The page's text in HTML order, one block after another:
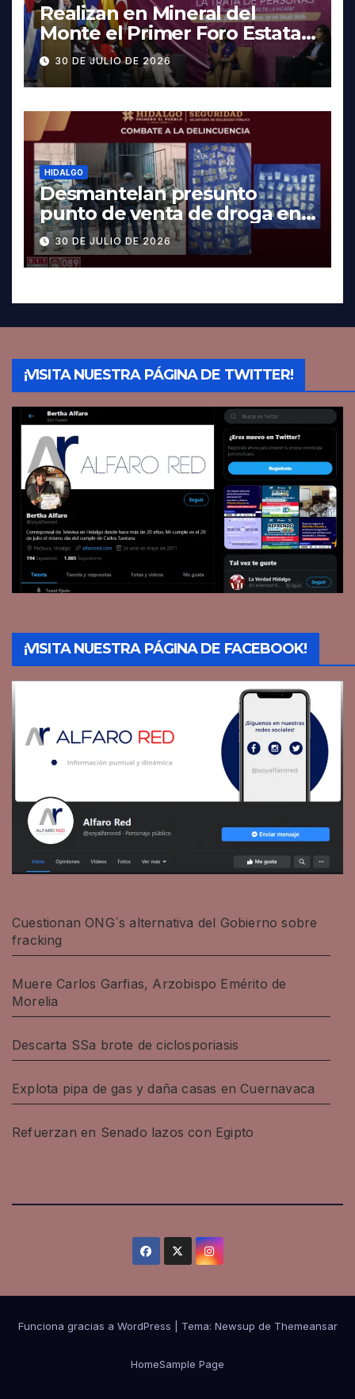
Realizan en Mineral del
Monte el Primer Foro Estatal
contra la Trata de Personas
30 DE JULIO DE 2026
HIDALGO
Desmantelan presunto
punto de venta de droga en
Pachuca; hay dos detenidos
30 DE JULIO DE 2026
¡VISITA NUESTRA PÁGINA DE TWITTER!
¡VISITA NUESTRA PÁGINA DE FACEBOOK!
Cuestionan ONG´s alternativa del Gobierno sobre
fracking
Muere Carlos Garfias, Arzobispo Emérito de
Morelia
Descarta SSa brote de ciclosporiasis
Explota pipa de gas y daña casas en Cuernavaca
Refuerzan en Senado lazos con Egipto
Funciona gracias a WordPress Tema: Newsup de Themeansar
HomeSample Page